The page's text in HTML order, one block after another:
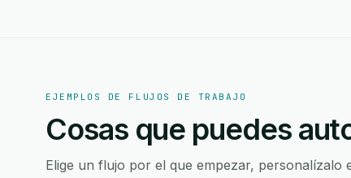
EJEMPLOS DE FLUJOS DE TRABAJO
Cosas que puedes
Elige un flujo por el que empezar,